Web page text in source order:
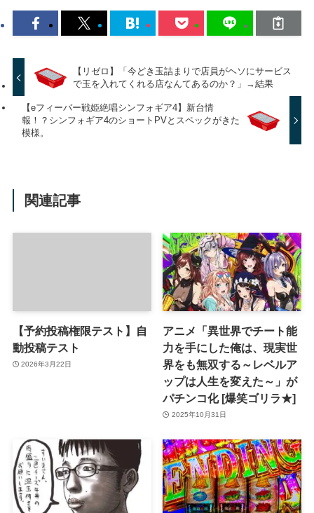
【リゼロ】「今どき玉詰まりで店員がヘソにサービス
で玉を入れてくれる店なんてあるのか？」→結果
【eフィーバー戦姫絶唱シンフォギア4】新台情
報！？シンフォギア4のショートPVとスペックがきた
模様。
関連記事
【予約投稿権限テスト】自
動投稿テスト
2026年3月22日
アニメ「異世界でチート能
力を手にした俺は、現実世
界をも無双する～レベルア
ップは人生を変えた～」が
パチンコ化 [爆笑ゴリラ★]
2025年10月31日